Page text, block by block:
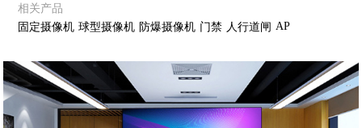
相关产品
固定摄像机 球型摄像机 防爆摄像机 门禁 人行道闸 AP